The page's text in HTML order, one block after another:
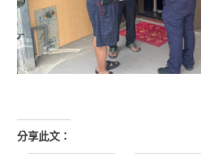
分享此文：